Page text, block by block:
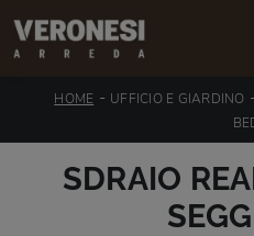
HOME - UFFICIO E GIARDINO
SDRAIO